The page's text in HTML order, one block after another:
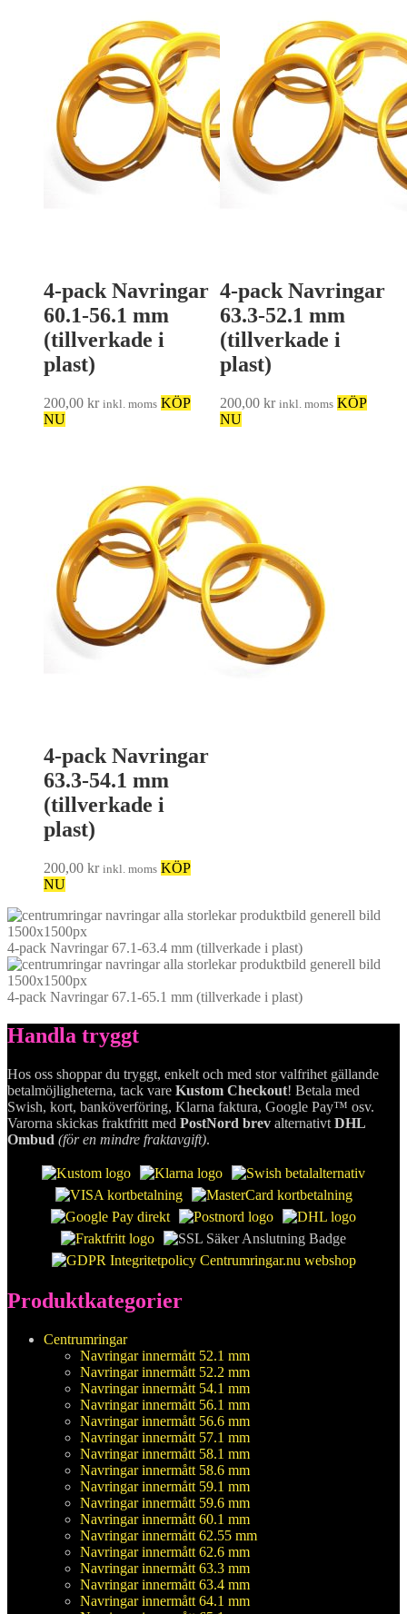
4-pack Navringar
60.1-56.1 mm
(tillverkade i
plast)
200,00 kr inkl. moms KÖP
NU
4-pack Navringar
63.3-52.1 mm
(tillverkade i
plast)
200,00kr inkl. moms KÖP
NU
4-pack Navringar
63.3-54.1 mm
(tillverkade i
plast)
200,00 kr inkl. moms KÖP
NU
4-pack Navringar 67.1-63.4 mm (tillverkade i plast)
4-pack Navringar 67.1-65.1 mm (tillverkade i plast)
Handla tryggt
Hos oss shoppar du tryggt, enkelt och med stor valfrihet gällande
betalmöjligheterna, tack vare Kustom Checkout! Betala med
Swish, kort, banköverföring, Klarna faktura, Google Pay™ osv.
Varorna skickas fraktfritt med PostNord brev alternativt DHL
Ombud (för en mindre fraktavgift).
Produktkategorier
Centrumringar
Navringar innermått 52.1 mm
Navringar innermått 52.2 mm
Navringar innermått 54.1 mm
Navringar innermått 56.1 mm
Navringar innermått 56.6 mm
Navringar innermått 57.1 mm
Navringar innermått 58.1 mm
Navringar innermått 58.6 mm
Navringar innermått 59.1 mm
Navringar innermått 59.6 mm
Navringar innermått 60.1 mm
Navringar innermått 62.55 mm
Navringar innermått 62.6 mm
Navringar innermått 63.3 mm
Navringar innermått 63.4 mm
Navringar innermått 64.1 mm